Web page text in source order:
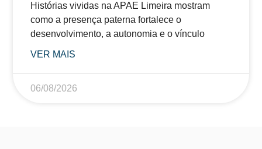
Histórias vividas na APAE Limeira mostram
como a presença paterna fortalece o
desenvolvimento, a autonomia e o vínculo
VER MAIS
06/08/2026